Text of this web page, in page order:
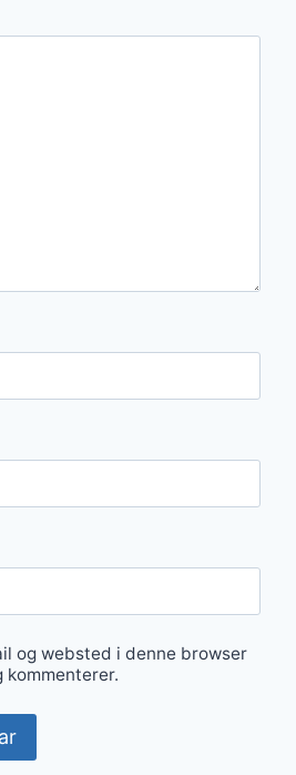
og websted i denne browser